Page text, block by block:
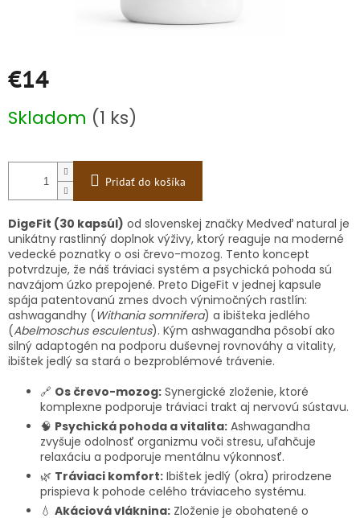
€14
cena:
Skladom (1 ks)
Pridať do košíka
DigeFit (30 kapsúl) od slovenskej značky Medveď natural je
unikátny rastlinný doplnok výživy, ktorý reaguje na moderné
vedecké poznatky o osi črevo-mozog. Tento koncept
potvrdzuje, že náš tráviaci systém a psychická pohoda sú
navzájom úzko prepojené. Preto DigeFit v jednej kapsule
spája patentovanú zmes dvoch výnimočných rastlín:
ashwagandhy (Withania somnifera) a ibišteka jedlého
(Abelmoschus esculentus). Kým ashwagandha pôsobí ako
silný adaptogén na podporu duševnej rovnováhy a vitality,
ibištek jedlý sa stará o bezproblémové trávenie.
🔗 Os črevo-mozog: Synergické zloženie, ktoré
komplexne podporuje tráviaci trakt aj nervovú sústavu.
🧠 Psychická pohoda a vitalita: Ashwagandha
zvyšuje odolnosť organizmu voči stresu, uľahčuje
relaxáciu a podporuje mentálnu výkonnosť.
🌿 Tráviaci komfort: Ibištek jedlý (okra) prirodzene
prispieva k pohode celého tráviaceho systému.
💧 Akáciová vláknina: Zloženie je obohatené o